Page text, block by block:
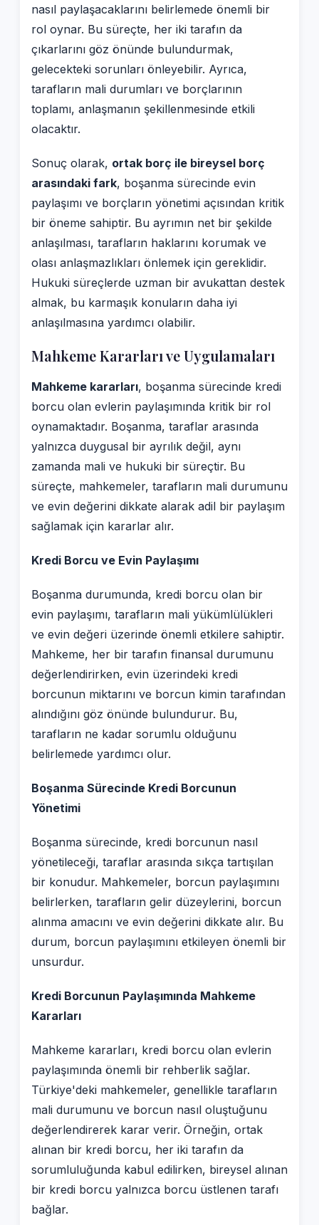
nasıl paylaşacaklarını belirlemede önemli bir
rol oynar. Bu süreçte, her iki tarafın da
çıkarlarını göz önünde bulundurmak,
gelecekteki sorunları önleyebilir. Ayrıca,
tarafların mali durumları ve borçlarının
toplamı, anlaşmanın şekillenmesinde etkili
olacaktır.
Sonuç olarak, ortak borç ile bireysel borç
arasındaki fark, boşanma sürecinde evin
paylaşımı ve borçların yönetimi açısından kritik
bir öneme sahiptir. Bu ayrımın net bir şekilde
anlaşılması, tarafların haklarını korumak ve
olası anlaşmazlıkları önlemek için gereklidir.
Hukuki süreçlerde uzman bir avukattan destek
almak, bu karmaşık konuların daha iyi
anlaşılmasına yardımcı olabilir.
Mahkeme Kararları ve Uygulamaları
Mahkeme kararları, boşanma sürecinde kredi
borcu olan evlerin paylaşımında kritik bir rol
oynamaktadır. Boşanma, taraflar arasında
yalnızca duygusal bir ayrılık değil, aynı
zamanda mali ve hukuki bir süreçtir. Bu
süreçte, mahkemeler, tarafların mali durumunu
ve evin değerini dikkate alarak adil bir paylaşım
sağlamak için kararlar alır.
Kredi Borcu ve Evin Paylaşımı
Boşanma durumunda, kredi borcu olan bir
evin paylaşımı, tarafların mali yükümlülükleri
ve evin değeri üzerinde önemli etkilere sahiptir.
Mahkeme, her bir tarafın finansal durumunu
değerlendirirken, evin üzerindeki kredi
borcunun miktarını ve borcun kimin tarafından
alındığını göz önünde bulundurur. Bu,
tarafların ne kadar sorumlu olduğunu
belirlemede yardımcı olur.
Boşanma Sürecinde Kredi Borcunun
Yönetimi
Boşanma sürecinde, kredi borcunun nasıl
yönetileceği, taraflar arasında sıkça tartışılan
bir konudur. Mahkemeler, borcun paylaşımını
belirlerken, tarafların gelir düzeylerini, borcun
alınma amacını ve evin değerini dikkate alır. Bu
durum, borcun paylaşımını etkileyen önemli bir
unsurdur.
Kredi Borcunun Paylaşımında Mahkeme
Kararları
Mahkeme kararları, kredi borcu olan evlerin
paylaşımında önemli bir rehberlik sağlar.
Türkiye'deki mahkemeler, genellikle tarafların
mali durumunu ve borcun nasıl oluştuğunu
değerlendirerek karar verir. Örneğin, ortak
alınan bir kredi borcu, her iki tarafın da
sorumluluğunda kabul edilirken, bireysel alınan
bir kredi borcu yalnızca borcu üstlenen tarafı
bağlar.